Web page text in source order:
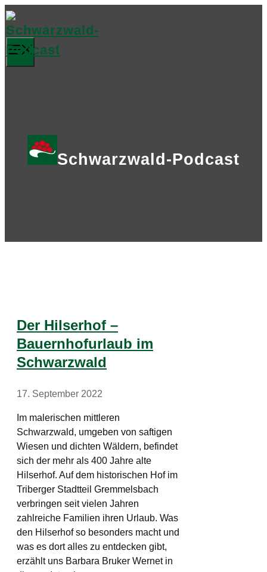
Zum
Inhalt
springen
Menü
Schwarzwald-Podcast
Der Hilserhof –
Bauernhofurlaub im
Schwarzwald
17. September 2022
Im malerischen mittleren
Schwarzwald, umgeben von saftigen
Wiesen und dichten Wäldern, befindet
sich der mehr als 400 Jahre alte
Hilserhof. Auf dem historischen Hof im
Triberger Stadtteil Gremmelsbach
verbringen seit vielen Jahren
zahlreiche Familien ihren Urlaub. Was
den Hilserhof so besonders macht und
was es dort alles zu entdecken gibt,
erzählt uns Barbara Bruker Wernet in